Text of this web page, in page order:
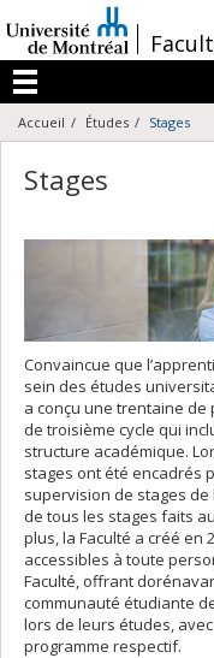
au
contenu
/
Menu
Accueil Études Stages
Stages
Convaincue que
sein des études
a conçu une trentaine
de troisième cycle qui
structure académique.
stages ont été encadrés
supervision de stages de
de tous les stages faits
plus, la Faculté a créé en
accessibles à toute
Faculté, offrant
communauté étudiante
lors de leurs études,
programme respectif.